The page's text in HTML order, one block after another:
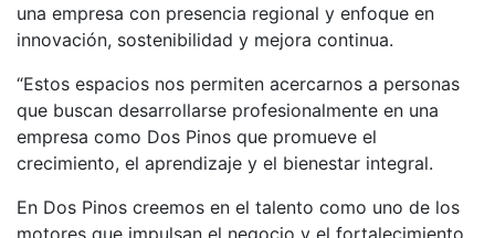
una empresa con presencia regional y enfoque en
innovación, sostenibilidad y mejora continua.
“Estos espacios nos permiten acercarnos a personas
que buscan desarrollarse profesionalmente en una
empresa como Dos Pinos que promueve el
crecimiento, el aprendizaje y el bienestar integral.
En Dos Pinos creemos en el talento como uno de los
motores que impulsan el negocio y el fortalecimiento